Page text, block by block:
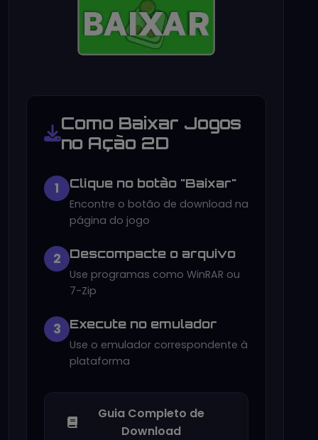
Como Baixar Jogos
no Ação 2D
1 Clique no botão "Baixar"
Encontre o botão de download na
página do jogo
2 Descompacte o arquivo
Use programas como WinRAR ou
7-Zip
3 Execute no emulador
Use o emulador correspondente à
plataforma
Guia Completo de
Download